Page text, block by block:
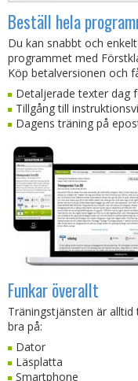
Beställ hela
Du kan snabbt och
programmet med
Köp betalversionen och
Detaljerade texter dag
Tillgång till
Dagens träning på
Funkar överallt
Träningstjänsten är alltid
bra på:
Dator
Läsplatta
Smartphone